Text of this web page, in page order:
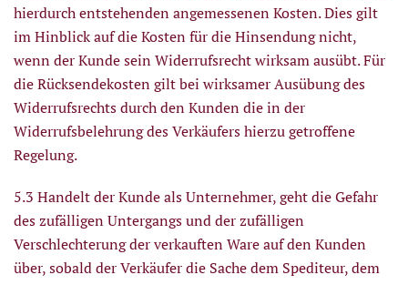
hierdurch entstehenden angemessenen Kosten. Dies gilt
im Hinblick auf die Kosten für die Hinsendung nicht,
wenn der Kunde sein Widerrufsrecht wirksam ausübt. Für
die Rücksendekosten gilt bei wirksamer Ausübung des
Widerrufsrechts durch den Kunden die in der
Widerrufsbelehrung des Verkäufers hierzu getroffene
Regelung.
5.3 Handelt der Kunde als Unternehmer, geht die Gefahr
des zufälligen Untergangs und der zufälligen
Verschlechterung der verkauften Ware auf den Kunden
über, sobald der Verkäufer die Sache dem Spediteur, dem